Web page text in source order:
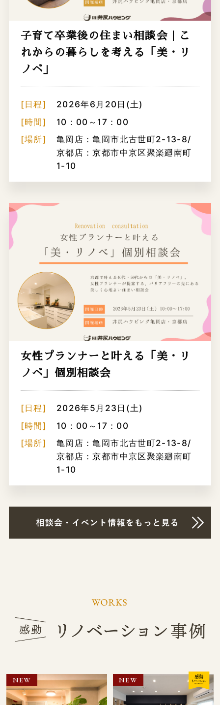
子育て卒業後の住まい相談会｜こ
れからの暮らしを考える「美・リ
ノベ」
[日程]
2026年6月20日(土)
[時間]
10：00～17：00
[場所]
亀岡店：亀岡市北古世町2-13-8/
京都店：京都市中京区聚楽廻南町
1-10
女性プランナーと叶える「美・リ
ノベ」個別相談会
[日程]
2026年5月23日(土)
[時間]
10：00～17：00
[場所]
亀岡店：亀岡市北古世町2-13-8/
京都店：京都市中京区聚楽廻南町
1-10
NEW NEW